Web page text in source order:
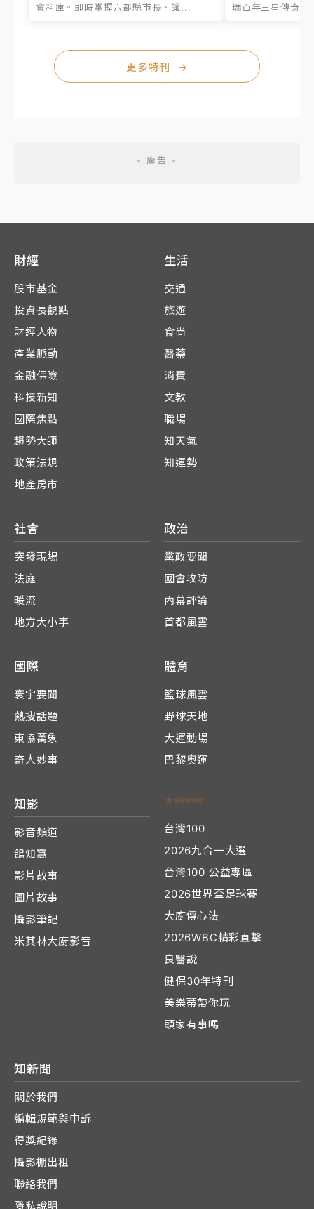
資料庫。即時掌握六都縣市長、議...
瑞百年三星傳奇、
更多特刊 →
財經
股市基金
投資長觀點
財經人物
產業脈動
金融保險
科技新知
國際焦點
趨勢大師
政策法規
地產房市
生活
交通
旅遊
食尚
醫藥
消費
文教
職場
知天氣
知運勢
社會
突發現場
法庭
暖流
地方大小事
政治
黨政要聞
國會攻防
內幕評論
首都風雲
國際
寰宇要聞
熱搜話題
東協萬象
奇人妙事
體育
籃球風雲
野球天地
大運動場
巴黎奧運
知影
影音頻道
鴿知窩
影片故事
圖片故事
攝影筆記
米其林大廚影音
台灣100
2026九合一大選
台灣100 公益專區
2026世界盃足球賽
大廚傳心法
2026WBC精彩直擊
良醫說
健保30年特刊
美樂蒂帶你玩
頭家有事嗎
知新聞
關於我們
編輯規範與申訴
得獎紀錄
攝影棚出租
聯絡我們
隱私說明